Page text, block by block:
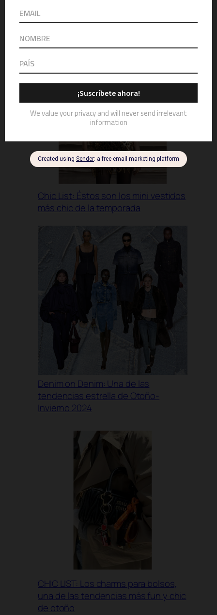
colaboración de BIMBA Y LOLA x
Palomo Spain
Chic List: Éstos son los mini vestidos
más chic de la temporada
Denim on Denim: Una de las
tendencias estrella de Otoño-
Invierno 2024
CHIC LIST: Los charms para bolsos,
una de las tendencias más fun y chic
de otoño